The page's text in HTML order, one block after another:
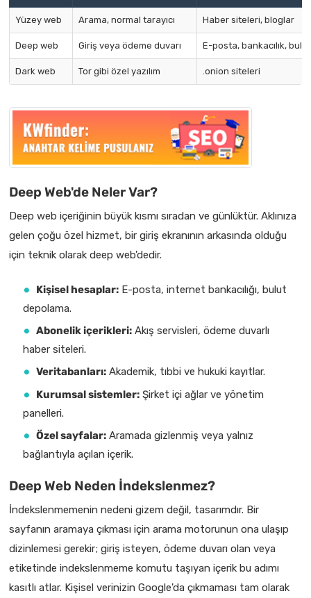
Yüzey web Arama, normal tarayıcı Haber siteleri, bloglar
Deep web Giriş veya ödeme duvarı E-posta, bankacılık, bulut
Dark web Tor gibi özel yazılım .onion siteleri
Deep Web'de Neler Var?
Deep web içeriğinin büyük kısmı sıradan ve günlüktür. Aklınıza
gelen çoğu özel hizmet, bir giriş ekranının arkasında olduğu
için teknik olarak deep web'dedir.
Kişisel hesaplar: E-posta, internet bankacılığı, bulut
depolama.
Abonelik içerikleri: Akış servisleri, ödeme duvarlı
haber siteleri.
Veritabanları: Akademik, tıbbi ve hukuki kayıtlar.
Kurumsal sistemler: Şirket içi ağlar ve yönetim
panelleri.
Özel sayfalar: Aramada gizlenmiş veya yalnız
bağlantıyla açılan içerik.
Deep Web Neden İndekslenmez?
İndekslenmemenin nedeni gizem değil, tasarımdır. Bir
sayfanın aramaya çıkması için arama motorunun ona ulaşıp
dizinlemesi gerekir; giriş isteyen, ödeme duvarı olan veya
etiketinde indekslenmeme komutu taşıyan içerik bu adımı
kasıtlı atlar. Kişisel verinizin Google'da çıkmaması tam olarak